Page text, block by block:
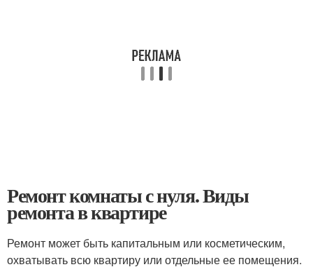
Ремонт комнаты с нуля. Виды
ремонта в квартире
Ремонт может быть капитальным или косметическим,
охватывать всю квартиру или отдельные ее помещения.